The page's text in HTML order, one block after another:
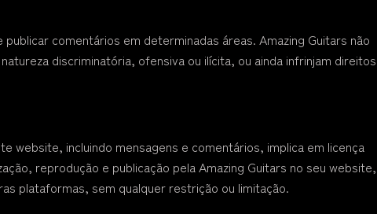
comentários em determinadas áreas. Amazing Guitars não
discriminatória, ofensiva ou ilícita, ou ainda infrinjam direitos
website, incluindo mensagens e comentários, implica em licença
reprodução e publicação pela Amazing Guitars no seu website,
plataformas, sem qualquer restrição ou limitação.